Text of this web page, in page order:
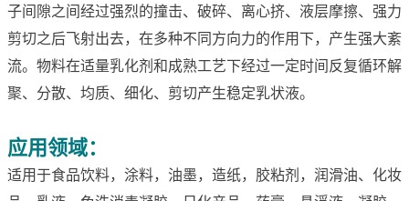
子间隙之间经过强烈的撞击、破碎、离心挤、液层摩擦、强力
剪切之后飞射出去，在多种不同方向力的作用下，产生强大紊
流。物料在适量乳化剂和成熟工艺下经过一定时间反复循环解
聚、分散、均质、细化、剪切产生稳定乳状液。
应用领域：
适用于食品饮料，涂料，油墨，造纸，胶粘剂，润滑油、化妆